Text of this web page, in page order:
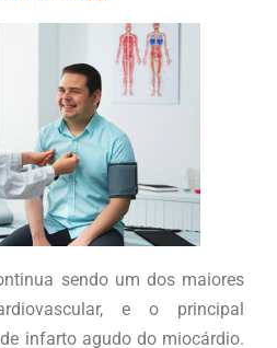
sendo um dos maiores
e o principal
infarto agudo do miocárdio.